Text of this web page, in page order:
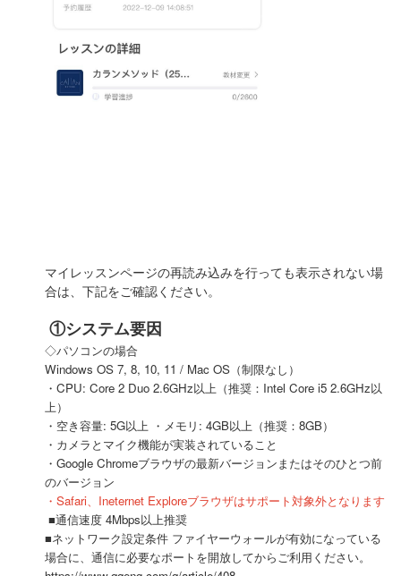
マイレッスンページの再読み込みを行っても表示されない場
合は、下記をご確認ください。
①システム要因
◇パソコンの場合
Windows OS 7, 8, 10, 11 / Mac OS（制限なし）
・CPU: Core 2 Duo 2.6GHz以上（推奨：Intel Core i5 2.6GHz以
上）
・空き容量: 5G以上 ・メモリ: 4GB以上（推奨：8GB）
・カメラとマイク機能が実装されていること
・Google Chromeブラウザの最新バージョンまたはそのひとつ前
のバージョン
・Safari、Ineternet Exploreブラウザはサポート対象外となります
■通信速度 4Mbps以上推奨
■ネットワーク設定条件 ファイヤーウォールが有効になっている
場合に、通信に必要なポートを開放してからご利用ください。